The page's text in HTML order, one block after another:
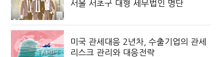
서울 서초구 대형 세무법인 명단
미국 관세대응 2년차, 수출기업의 관세
리스크 관리와 대응전략